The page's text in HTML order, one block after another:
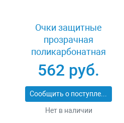
Очки защитные
прозрачная
поликарбонатная
монолинза ЗУБР
ЭКСПЕРТ 110310
562 руб.
Сообщить о поступлении
Нет в наличии